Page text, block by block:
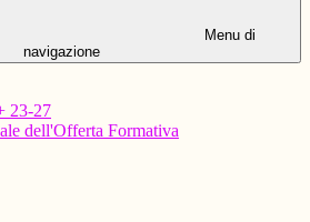
Menu di
navigazione
23-27
dell'Offerta Formativa